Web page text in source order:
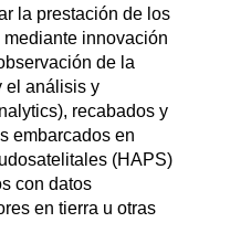
la prestación de los
innovación
de la
el análisis y
recabados y
embarcados en
(HAPS)
con datos
en tierra u otras